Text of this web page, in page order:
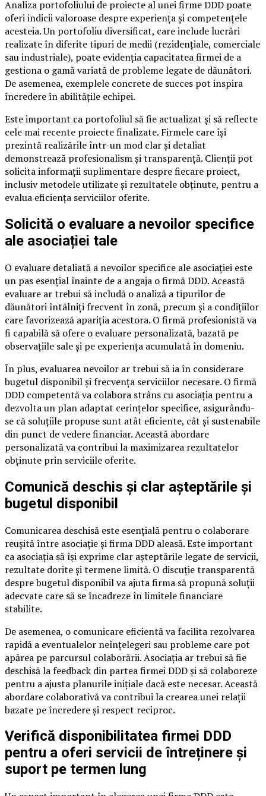
Analiza portofoliului de proiecte al unei firme DDD poate
oferi indicii valoroase despre experiența și competențele
acesteia. Un portofoliu diversificat, care include lucrări
realizate în diferite tipuri de medii (rezidențiale, comerciale
sau industriale), poate evidenția capacitatea firmei de a
gestiona o gamă variată de probleme legate de dăunători.
De asemenea, exemplele concrete de succes pot inspira
încredere în abilitățile echipei.
Este important ca portofoliul să fie actualizat și să reflecte
cele mai recente proiecte finalizate. Firmele care își
prezintă realizările într-un mod clar și detaliat
demonstrează profesionalism și transparență. Clienții pot
solicita informații suplimentare despre fiecare proiect,
inclusiv metodele utilizate și rezultatele obținute, pentru a
evalua eficiența serviciilor oferite.
Solicită o evaluare a nevoilor specifice
ale asociației tale
O evaluare detaliată a nevoilor specifice ale asociației este
un pas esențial înainte de a angaja o firmă DDD. Această
evaluare ar trebui să includă o analiză a tipurilor de
dăunători întâlniți frecvent în zonă, precum și a condițiilor
care favorizează apariția acestora. O firmă profesionistă va
fi capabilă să ofere o evaluare personalizată, bazată pe
observațiile sale și pe experiența acumulată în domeniu.
În plus, evaluarea nevoilor ar trebui să ia în considerare
bugetul disponibil și frecvența serviciilor necesare. O firmă
DDD competentă va colabora strâns cu asociația pentru a
dezvolta un plan adaptat cerințelor specifice, asigurându-
se că soluțiile propuse sunt atât eficiente, cât și sustenabile
din punct de vedere financiar. Această abordare
personalizată va contribui la maximizarea rezultatelor
obținute prin serviciile oferite.
Comunică deschis și clar așteptările și
bugetul disponibil
Comunicarea deschisă este esențială pentru o colaborare
reușită între asociație și firma DDD aleasă. Este important
ca asociația să își exprime clar așteptările legate de servicii,
rezultate dorite și termene limită. O discuție transparentă
despre bugetul disponibil va ajuta firma să propună soluții
adecvate care să se încadreze în limitele financiare
stabilite.
De asemenea, o comunicare eficientă va facilita rezolvarea
rapidă a eventualelor neînțelegeri sau probleme care pot
apărea pe parcursul colaborării. Asociația ar trebui să fie
deschisă la feedback din partea firmei DDD și să colaboreze
pentru a ajusta planurile inițiale dacă este necesar. Această
abordare colaborativă va contribui la crearea unei relații
bazate pe încredere și respect reciproc.
Verifică disponibilitatea firmei DDD
pentru a oferi servicii de întreținere și
suport pe termen lung